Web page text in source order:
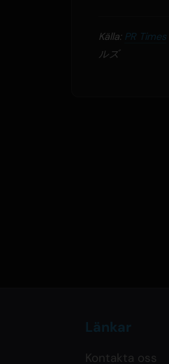
Källa: PR Times
ルズ
Länkar
Kontakta oss